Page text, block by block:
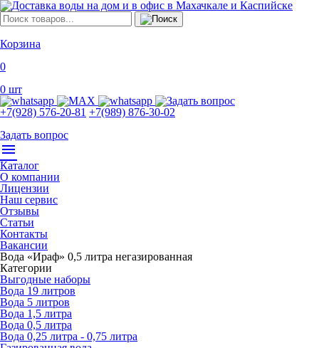
Корзина
0
0 шт
+7(928) 576-20-81 +7(989) 876-30-02
Задать вопрос
menu
Каталог
О компании
Лицензии
Наш сервис
Отзывы
Статьи
Контакты
Вакансии
Вода «Ираф» 0,5 литра негазированная
Категории
Выгодные наборы
Вода 19 литров
Вода 5 литров
Вода 1,5 литра
Вода 0,5 литра
Вода 0,25 литра - 0,75 литра